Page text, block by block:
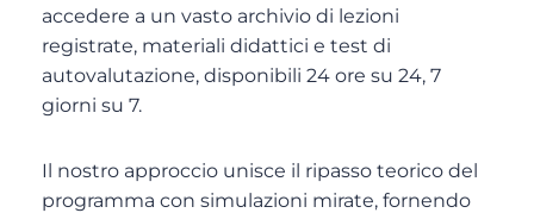
accedere a un vasto archivio di lezioni
registrate, materiali didattici e test di
autovalutazione, disponibili 24 ore su 24, 7
giorni su 7.
Il nostro approccio unisce il ripasso teorico del
programma con simulazioni mirate, fornendo